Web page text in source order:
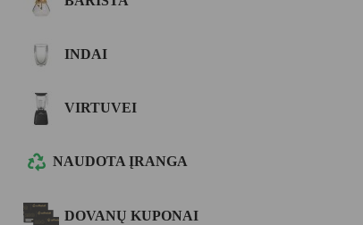
INDAI
VIRTUVEI
NAUDOTA ĮRANGA
DOVANŲ KUPONAI